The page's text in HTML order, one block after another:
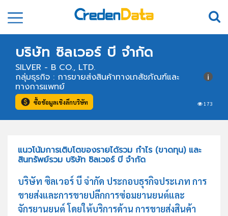
บริษัท ซิลเวอร์ บี จำกัด
SILVER - B CO., LTD.
173
กลุ่มธุรกิจ : การขายส่งสินค้าทางเภสัชภัณฑ์และ
ทางการแพทย์
ซื้อข้อมูลเชิงลึกบริษัท
แนวโน้มการเติบโตของรายได้รวม กำไร (ขาดทุน) และ
สินทรัพย์รวม บริษัท ซิลเวอร์ บี จำกัด
บริษัท ซิลเวอร์ บี จำกัด ประกอบธุรกิจประเภท การ
ขายส่งและการขายปลีกการซ่อมยานยนต์และ
จักรยานยนต์ โดยให้บริการด้าน การขายส่งสินค้า